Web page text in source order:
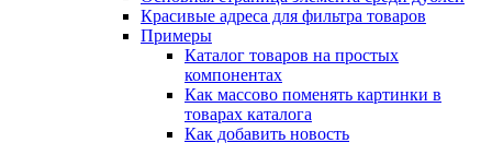
Красивые адреса для фильтра товаров
Примеры
Каталог товаров на простых
компонентах
Как массово поменять картинки в
товарах каталога
Как добавить новость